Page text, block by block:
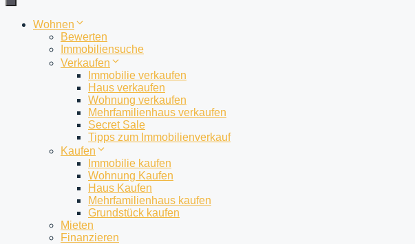
Wohnen
Bewerten
Immobiliensuche
Verkaufen
Immobilie verkaufen
Haus verkaufen
Wohnung verkaufen
Mehrfamilienhaus verkaufen
Secret Sale
Tipps zum Immobilienverkauf
Kaufen
Immobilie kaufen
Wohnung Kaufen
Haus Kaufen
Mehrfamilienhaus kaufen
Grundstück kaufen
Mieten
Finanzieren